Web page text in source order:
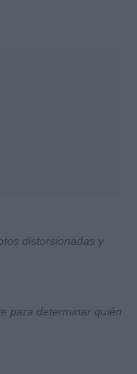
distorsionadas y
para determinar quién